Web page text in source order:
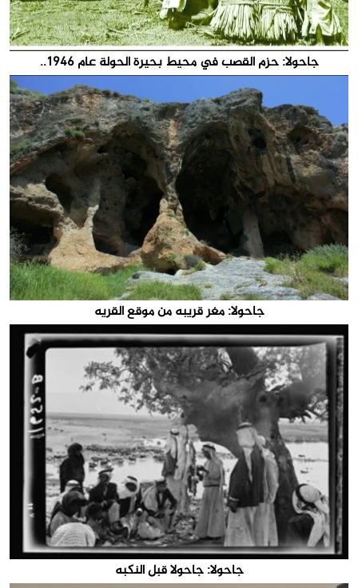
جاحولا: حزم القصب في محيط بحيرة الحولة عام 1946..
جاحولا: مغر قريبه من موقع القريه
جاحولا: جاحولا قبل النكبه